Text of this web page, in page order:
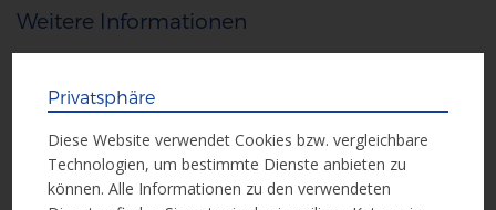
Weitere Informationen
Ausschreibungsunterlage
Privatsphäre
Diese Website verwendet Cookies bzw. vergleichbare
Technologien, um bestimmte Dienste anbieten zu
können. Alle Informationen zu den verwendeten